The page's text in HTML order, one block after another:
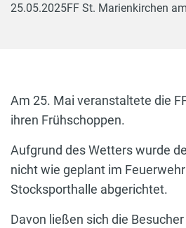
25.05.2025FF St. Marienkirchen
Am 25. Mai veranstaltete die
ihren Frühschoppen.
Aufgrund des Wetters wurde
nicht wie geplant im
Stocksporthalle abgerichtet.
Davon ließen sich die